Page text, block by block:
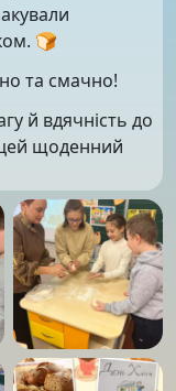
🍞
та смачно!
й вдячність до
щоденний